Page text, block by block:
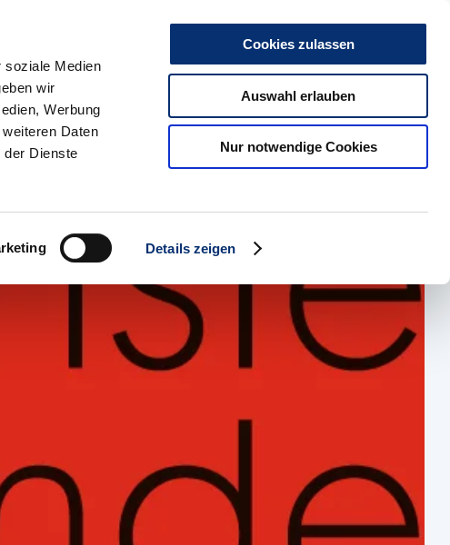
soziale Medien
wir
Werbung
Daten
der Dienste
Details zeigen
Cookies zulassen
Auswahl erlauben
Nur notwendige Cookies
Presse & Medien Social Media